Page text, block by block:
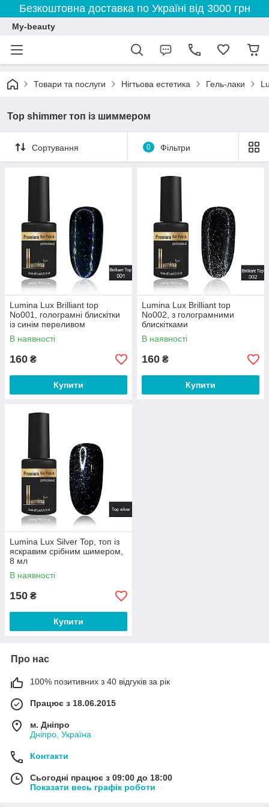
Безкоштовна доставка по Україні від 3000 грн
My-beauty
Товари та послуги Нігтьова естетика Гель-лаки
Top shimmer топ із шиммером
Сортування 0 Фільтри
Lumina Lux Brilliant top
No001, голограмні блискітки
із синім переливом
В наявності
160 ₴
Купити
Lumina Lux Brilliant top
No002, з голограмними
блискітками
В наявності
160 ₴
Купити
Lumina Lux Silver Top, топ із
яскравим срібним шимером,
8 мл
В наявності
150 ₴
Купити
Про нас
100% позитивних з 40 відгуків за рік
Працює з 18.06.2015
м. Дніпро
Дніпро, Україна
Контакти
Сьогодні працює з 09:00 до 18:00
Показати весь графік роботи